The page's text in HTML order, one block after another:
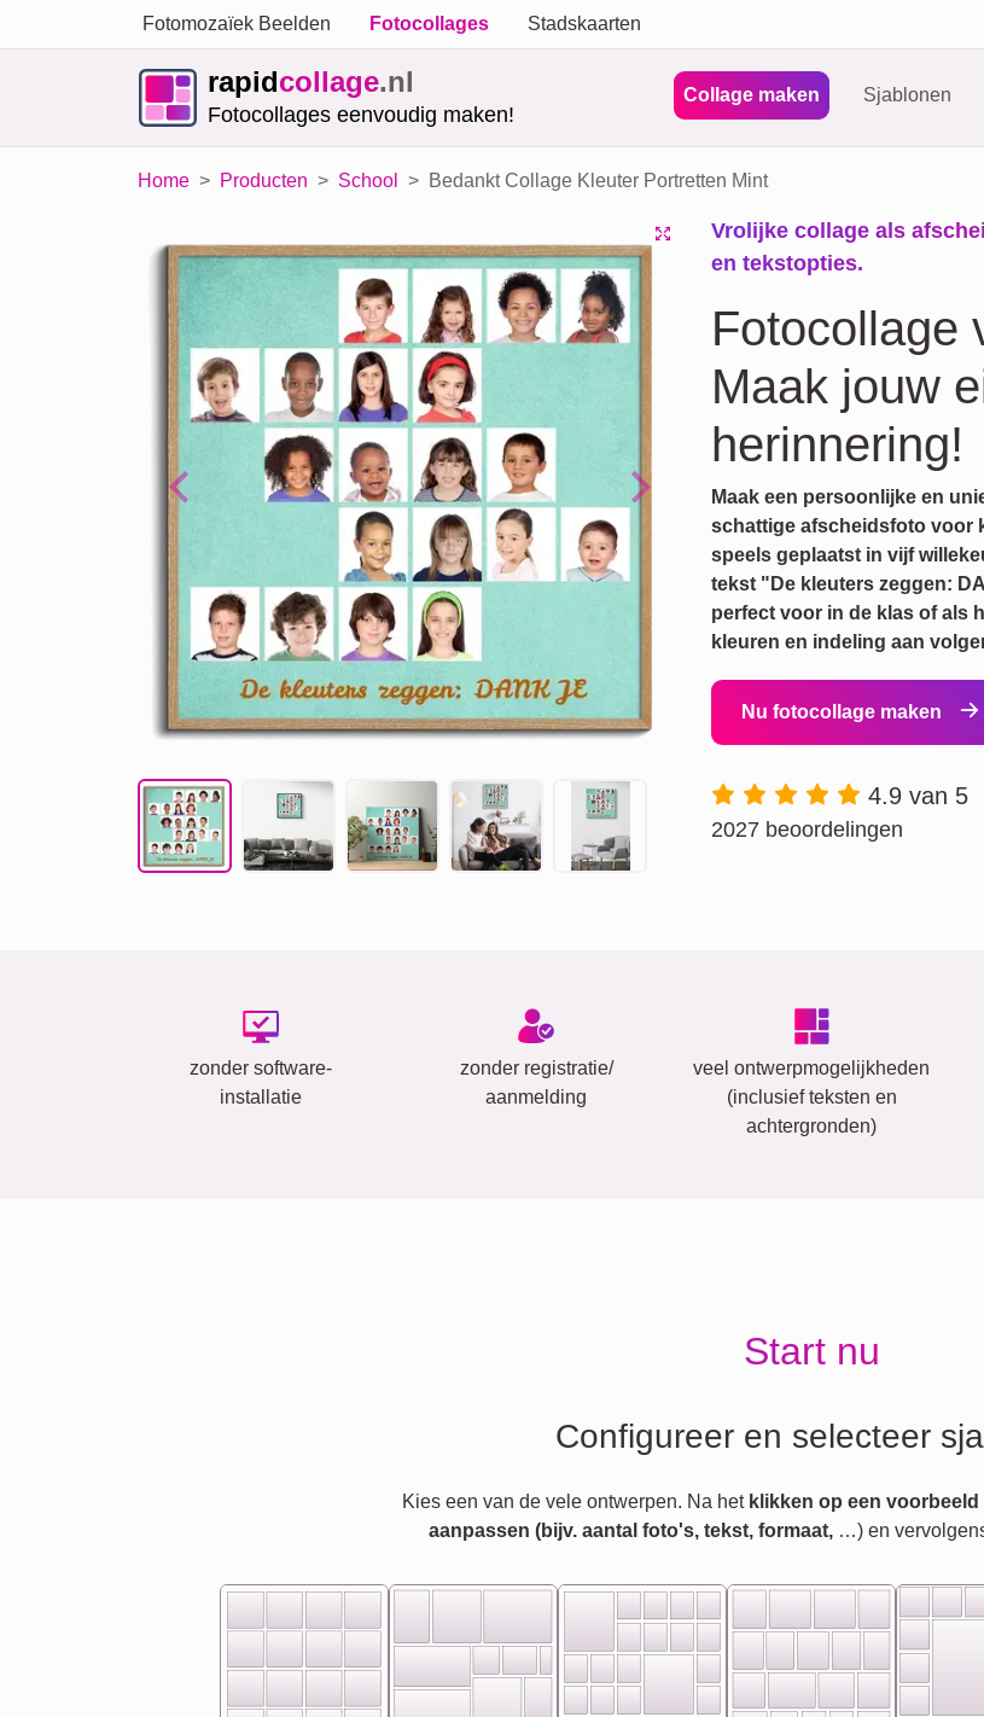
Fotomozaïek Beelden Fotocollages Stadskaarten
rapidcollage.nl
Fotocollages eenvoudig maken!
Collage maken Sjablonen
Home Producten School Bedankt Collage Kleuter Portretten Mint
Previous Next
Vrolijke collage als
en tekstopties.
Fotocollage
Maak jouw
herinnering!
Maak een persoonlijke en
schattige afscheidsfoto voor
speels geplaatst in vijf
tekst "De kleuters zeggen:
perfect voor in de klas of als
kleuren en indeling aan
Nu fotocollage maken
4.9 van 5
2027 beoordelingen
zonder software-
installatie
zonder registratie/
aanmelding
veel ontwerpmogelijkheden
(inclusief teksten en
achtergronden)
Start nu
Configureer en selecteer
Kies een van de vele ontwerpen. Na het klikken op een voorbeeld
aanpassen (bijv. aantal foto's, tekst, formaat, …) en